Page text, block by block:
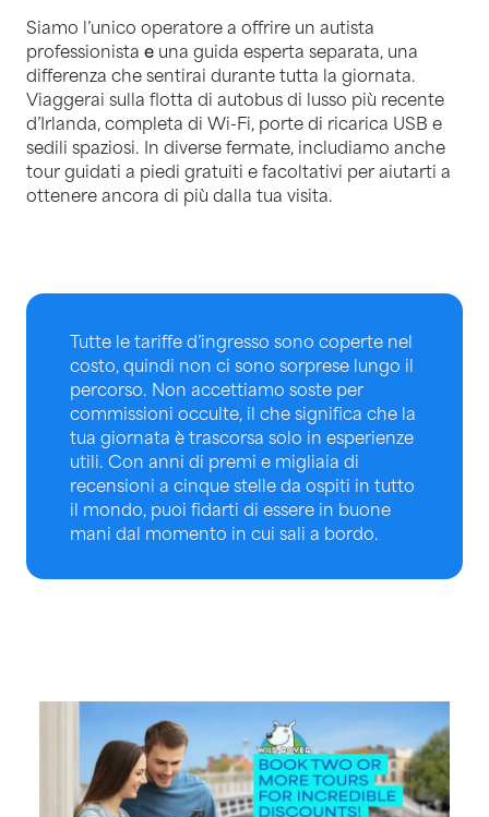
Siamo l’unico operatore a offrire un autista
professionista e una guida esperta separata, una
differenza che sentirai durante tutta la giornata.
Viaggerai sulla flotta di autobus di lusso più recente
d’Irlanda, completa di Wi-Fi, porte di ricarica USB e
sedili spaziosi. In diverse fermate, includiamo anche
tour guidati a piedi gratuiti e facoltativi per aiutarti a
ottenere ancora di più dalla tua visita.
Tutte le tariffe d’ingresso sono coperte nel
costo, quindi non ci sono sorprese lungo il
percorso. Non accettiamo soste per
commissioni occulte, il che significa che la
tua giornata è trascorsa solo in esperienze
utili. Con anni di premi e migliaia di
recensioni a cinque stelle da ospiti in tutto
il mondo, puoi fidarti di essere in buone
mani dal momento in cui sali a bordo.